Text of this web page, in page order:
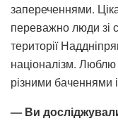
запереченнями.
переважно люди зі
території
націоналізм.
різними баченнями
— Ви